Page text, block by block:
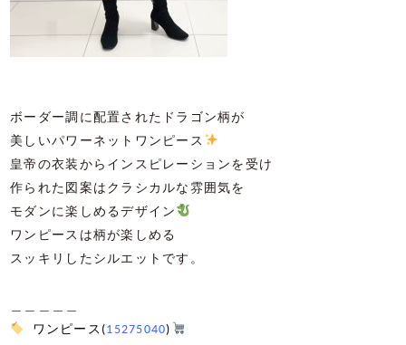
ボーダー調に配置されたドラゴン柄が
美しいパワーネットワンピース
皇帝の衣装からインスピレーションを受け
作られた図案はクラシカルな雰囲気を
モダンに楽しめるデザイン
ワンピースは柄が楽しめる
スッキリしたシルエットです。
ワンピース ( 15275040)